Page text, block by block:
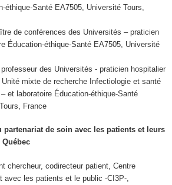
éthique-Santé EA7505, Université Tours,
de conférences des Universités – praticien
Éducation-éthique-Santé EA7505, Université
des Universités - praticien hospitalier
mixte de recherche Infectiologie et santé
et laboratoire Éducation-éthique-Santé
France
partenariat de soin avec les patients et leurs
chercheur, codirecteur patient, Centre
avec les patients et le public -CI3P-,